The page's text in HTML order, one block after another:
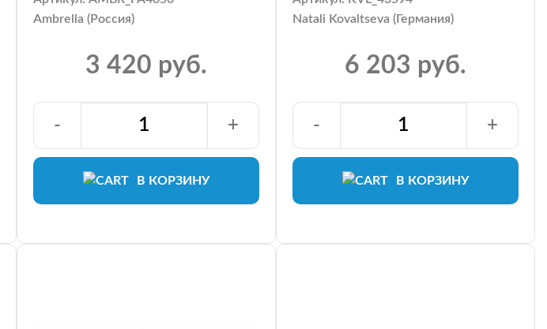
Ambrella (Россия)
3 420 руб.
В КОРЗИНУ
- +
Natali Kovaltseva (Германия)
6 203 руб.
В КОРЗИНУ
- +